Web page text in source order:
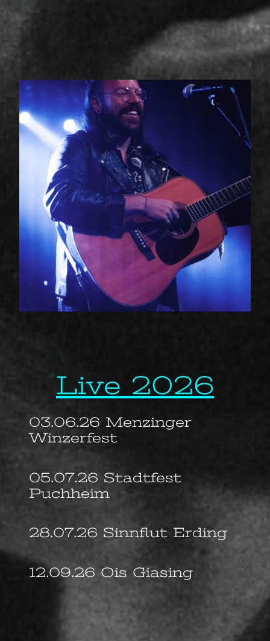
Live 2026
03.06.26 Menzinger
Winzerfest
05.07.26 Stadtfest
Puchheim
28.07.26 Sinnflut Erding
12.09.26 Ois Giasing